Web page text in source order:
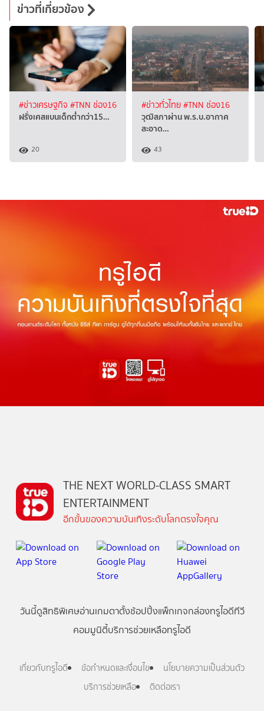
ข่าวที่เกี่ยวข้อง
#ข่าวเศรษฐกิจ #TNN ช่อง16
ฝรั่งเศสแบนเด็กต่ำกว่า15…
20
#ข่าวทั่วไทย#TNN ช่อง16
วุฒิสภาผ่าน พ.ร.บ.อากาศ
สะอาด…
43
THE NEXT WORLD-CLASS SMART
ENTERTAINMENT
อีกขั้นของความบันเทิงระดับโลกตรงใจคุณ
วันนี้ดูสิทธิพิเศษอ่านเกมตาตั้งช้อปปิ้งแพ็กเกจกล่องทรูไอดีทีวี
คอมมูนิตี้บริการช่วยเหลือทรูไอดี
เกี่ยวกับทรูไอดี ข้อกำหนดและเงื่อนไข
นโยบายความเป็นส่วนตัว
บริการช่วยเหลือ
ติดต่อเรา